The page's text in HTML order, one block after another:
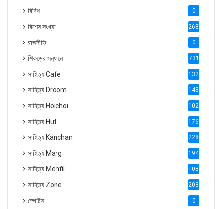
বিবিধ 0
বিশেষ সংখ্যা 2686
রাজনীতি 0
শিকড়ের সন্ধানে 731
সাহিত্য Cafe 1321
সাহিত্য Droom 1488
সাহিত্য Hoichoi 1027
সাহিত্য Hut 1769
সাহিত্য Kanchan 2287
সাহিত্য Marg 1947
সাহিত্য Mehfil 1088
সাহিত্য Zone 2035
স্পোর্টস 0